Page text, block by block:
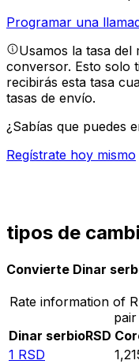
Programar una
Usamos la tasa
conversor. Esto solo
recibirás esta tasa
tasas de envío.
¿Sabías que puedes
Regístrate hoy mismo
tipos de
Convierte Dinar
Rate information of
pair
Dinar serbioRSD
1 RSD